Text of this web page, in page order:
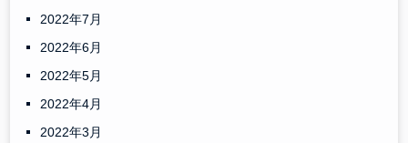
2022年7月
2022年6月
2022年5月
2022年4月
2022年3月